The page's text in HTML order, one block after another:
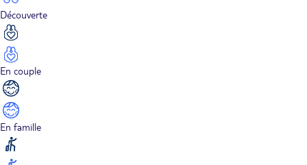
Découverte
En couple
En famille